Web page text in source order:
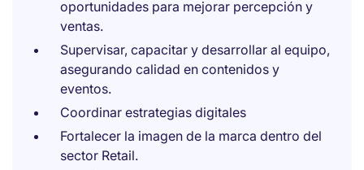
oportunidades para mejorar percepción y
ventas.
Supervisar, capacitar y desarrollar al equipo,
asegurando calidad en contenidos y
eventos.
Coordinar estrategias digitales
Fortalecer la imagen de la marca dentro del
sector Retail.